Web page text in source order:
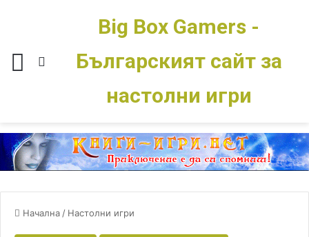
Меню Switch skin
Big Box Gamers -
Българският сайт за
настолни игри
Начална/ Настолни игри